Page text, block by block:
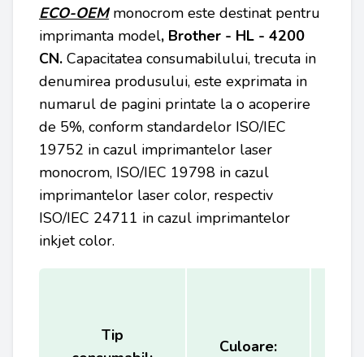
ECO-OEMmonocrom este destinat pentru
imprimanta model, Brother - HL - 4200
CN. Capacitatea consumabilului, trecuta in
denumirea produsului, este exprimata in
numarul de pagini printate la o acoperire
de 5%, conform standardelor ISO/IEC
19752 in cazul imprimantelor laser
monocrom, ISO/IEC 19798 in cazul
imprimantelor laser color, respectiv
ISO/IEC 24711 in cazul imprimantelor
inkjet color.
Tip
Culoare: